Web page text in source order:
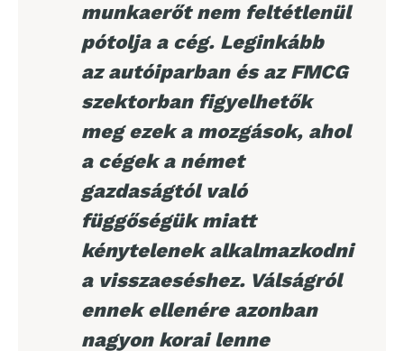
munkaerőt nem feltétlenül
pótolja a cég. Leginkább
az autóiparban és az FMCG
szektorban figyelhetők
meg ezek a mozgások, ahol
a cégek a német
gazdaságtól való
függőségük miatt
kénytelenek alkalmazkodni
a visszaeséshez. Válságról
ennek ellenére azonban
nagyon korai lenne